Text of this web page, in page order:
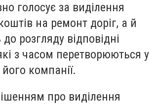
голосує за виділення
на ремонт доріг, а й
розгляду відповідні
з часом перетворюються у
компанії.
про виділення